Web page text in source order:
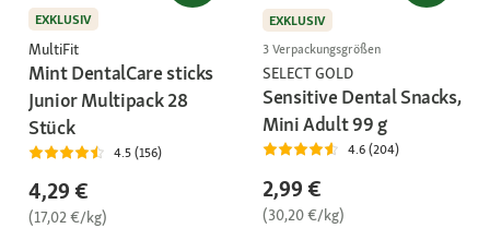
EXKLUSIV
MultiFit
Mint DentalCare sticks
Junior Multipack 28
Stück
4.5 (156)
4,29 €
(17,02 €/kg)
EXKLUSIV
3 Verpackungsgrößen
SELECT GOLD
Sensitive Dental Snacks,
Mini Adult 99 g
4.6 (204)
2,99 €
(30,20 €/kg)